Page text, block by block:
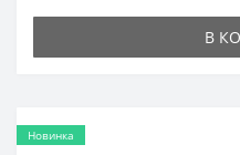
В
Новинка